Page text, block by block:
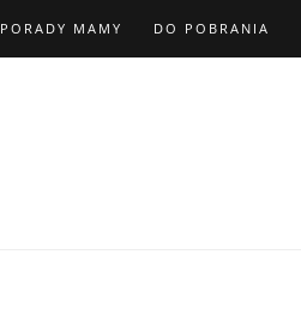
PORADY MAMY DO POBRANIA